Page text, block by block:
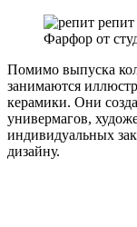
Фарфор от
Помимо выпуска
занимаются
керамики. Они
универмагов,
индивидуальных
дизайну.